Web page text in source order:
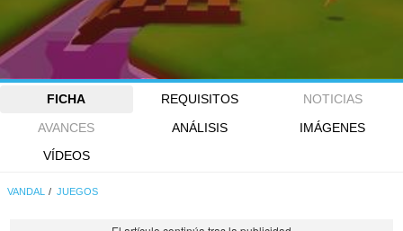
FICHA REQUISITOS
NOTICIAS
AVANCES
ANÁLISIS
IMÁGENES
VÍDEOS
VANDAL JUEGOS